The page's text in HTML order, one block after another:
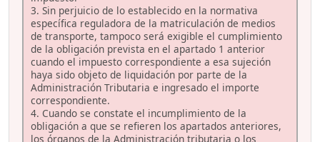
3. Sin perjuicio de lo establecido en la normativa
específica reguladora de la matriculación de medios
de transporte, tampoco será exigible el cumplimiento
de la obligación prevista en el apartado 1 anterior
cuando el impuesto correspondiente a esa sujeción
haya sido objeto de liquidación por parte de la
Administración Tributaria e ingresado el importe
correspondiente.
4. Cuando se constate el incumplimiento de la
obligación a que se refieren los apartados anteriores,
los órganos de la Administración tributaria o los